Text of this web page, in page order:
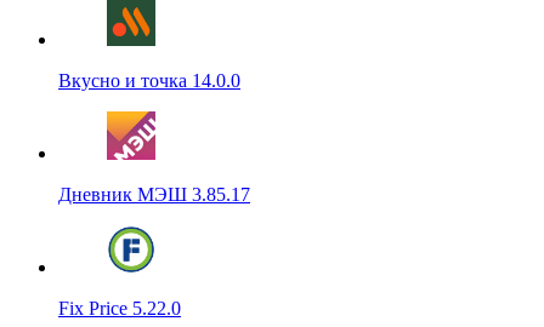
Вкусно и точка 14.0.0
Дневник МЭШ 3.85.17
Fix Price 5.22.0